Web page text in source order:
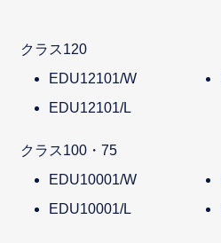
クラス120
EDU12101/W
EDU12101/L
クラス100・75
EDU10001/W
EDU10001/L